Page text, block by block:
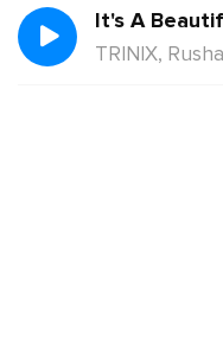
It's A
TRINIX,